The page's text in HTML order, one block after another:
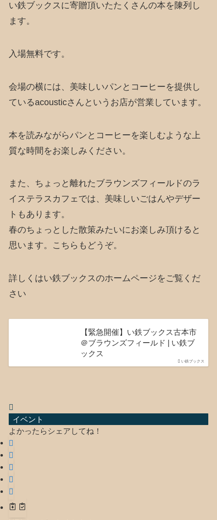
い鉄ブックスに寄贈頂いたたくさんの本を陳列し
ます。
入場無料です。
会場の横には、美味しいパンとコーヒーを提供し
ているacousticさんというお店が営業しています。
本を読みながらパンとコーヒーを楽しむような上
質な時間をお楽しみください。
また、ちょっと離れたブラウンズフィールドのラ
イステラスカフェでは、美味しいごはんやデザー
トもあります。
春のちょっとした散策みたいにお楽しみ頂けると
思います。こちらもどうぞ。
詳しくはい鉄ブックスのホームページをご覧くだ
さい
い鉄ブックス
【緊急開催】い鉄ブックス古本市
＠ブラウンズフィールド | い鉄ブ
ックス
イベント
よかったらシェアしてね！